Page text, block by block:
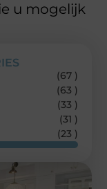
u mogelijk
(67 )
(63 )
(33 )
(31 )
(23 )